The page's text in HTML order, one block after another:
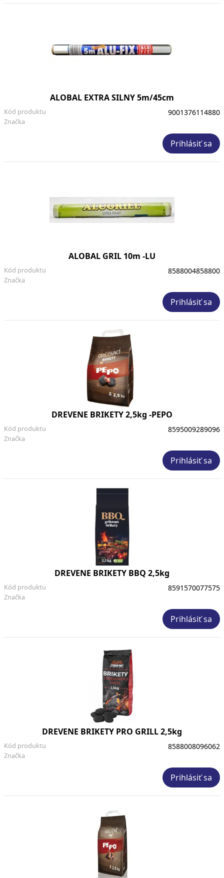
ALOBAL EXTRA SILNY 5m/45cm
Značka
Kód produktu 9001376114880
Prihlásiť sa
ALOBAL GRIL 10m -LU
Značka
Kód produktu 8588004858800
Prihlásiť sa
DREVENE BRIKETY 2,5kg -PEPO
Značka
Kód produktu 8595009289096
Prihlásiť sa
DREVENE BRIKETY BBQ 2,5kg
Značka
Kód produktu 8591570077575
Prihlásiť sa
DREVENE BRIKETY PRO GRILL 2,5kg
Značka
Kód produktu 8588008096062
Prihlásiť sa